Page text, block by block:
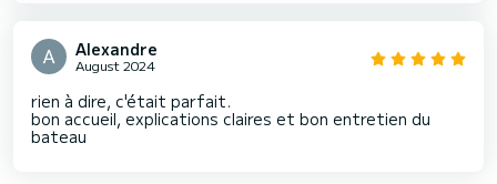
Alexandre
August 2024
rien à dire, c'était parfait.
bon accueil, explications claires et bon entretien du
bateau